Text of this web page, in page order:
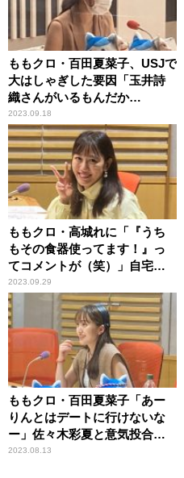
ももクロ・百田夏菜子、USJで
大はしゃぎした要因「玉井詩
織さんがいるもんだか
ら……」
2023.09.18
ももクロ・高城れに「『うち
もその食器使ってます！』っ
てコメントが（笑）」自宅の
食器のこだわり
2023.09.29
ももクロ・百田夏菜子「あー
りんとはデートに行けないな
ー」佐々木彩夏と意気投合せ
ず
2023.08.13